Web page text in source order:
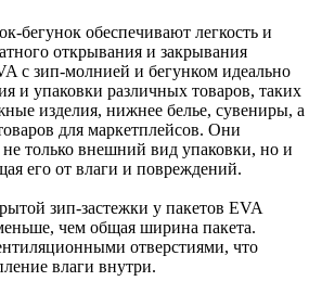
бегунок обеспечивают легкость и
открывания и закрывания
с зип-молнией и бегунком идеально
и упаковки различных товаров, таких
изделия, нижнее белье, сувениры, а
для маркетплейсов. Они
только внешний вид упаковки, но и
его от влаги и повреждений.
зип-застежки у пакетов EVA
чем общая ширина пакета.
отверстиями, что
влаги внутри.